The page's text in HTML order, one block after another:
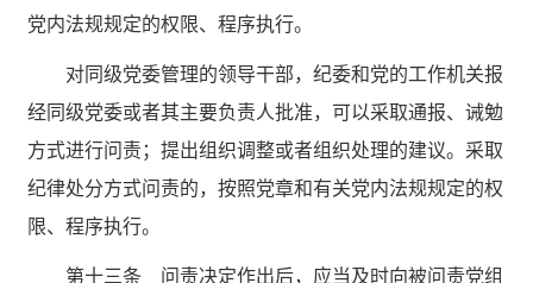
党内法规规定的权限、程序执行。
对同级党委管理的领导干部，纪委和党的工作机关报
经同级党委或者其主要负责人批准，可以采取通报、诫勉
方式进行问责；提出组织调整或者组织处理的建议。采取
纪律处分方式问责的，按照党章和有关党内法规规定的权
限、程序执行。
第十三条 问责决定作出后，应当及时向被问责党组